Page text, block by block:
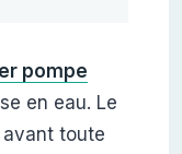
pompe
en eau. Le
toute